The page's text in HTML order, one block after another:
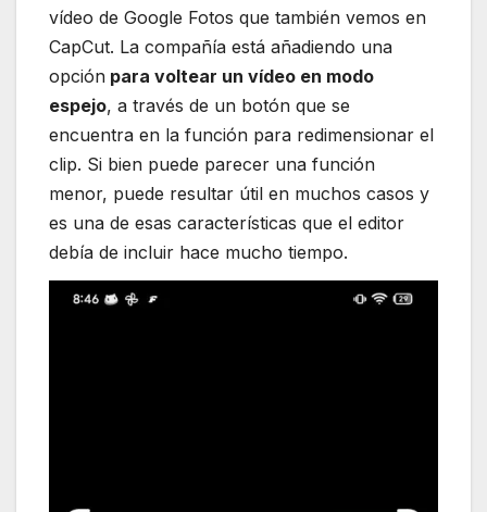
vídeo de Google Fotos que también vemos en
CapCut. La compañía está añadiendo una
opción para voltear un vídeo en modo
espejo, a través de un botón que se
encuentra en la función para redimensionar el
clip. Si bien puede parecer una función
menor, puede resultar útil en muchos casos y
es una de esas características que el editor
debía de incluir hace mucho tiempo.